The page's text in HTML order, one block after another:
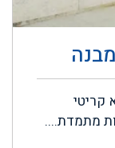
קריטי
מתמדת....